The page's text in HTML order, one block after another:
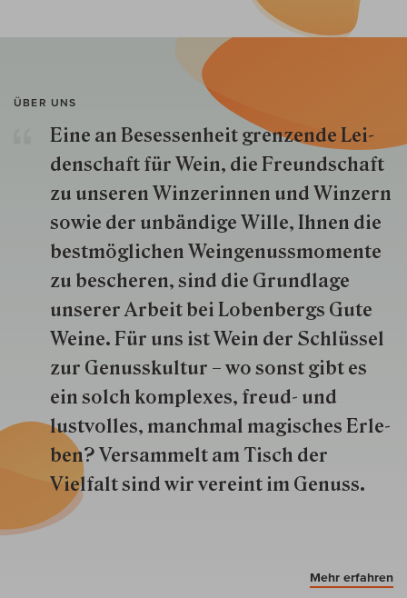
ÜBER UNS
Eine an Besessenheit gren­zende Lei­
den­schaft für Wein, die Freund­schaft
zu unseren Win­zer­innen und Win­zern
so­wie der un­bän­dige Wille, Ihnen die
best­mög­lich­en Wein­genuss­momente
zu besche­ren, sind die Grund­lage
unserer Arbeit bei Lobenbergs Gute
Weine. Für uns ist Wein der Schlüs­sel
zur Genuss­kultur – wo sonst gibt es
ein solch kom­plexes, freud- und
lustvolles, manchmal ma­gisch­es Er­le­
ben? Versammelt am Tisch der
Vielfalt sind wir ver­eint im Genuss.
Mehr erfahren